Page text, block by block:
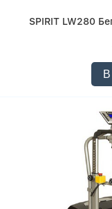
SPIRIT LW280
В